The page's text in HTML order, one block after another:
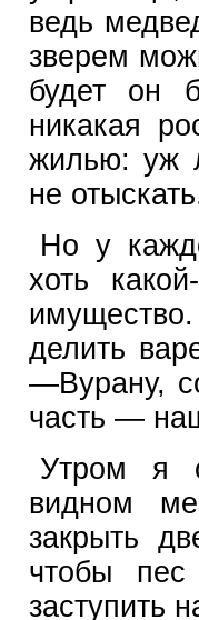
ведь
зверем
будет он
никакая
жилью: уж
не
Но у
хоть
делить
—Вурану,
часть —
Утром я
видном
закрыть
чтобы
заступить